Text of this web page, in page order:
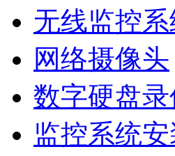
无线监控
网络摄像头
数字硬盘
监控系统